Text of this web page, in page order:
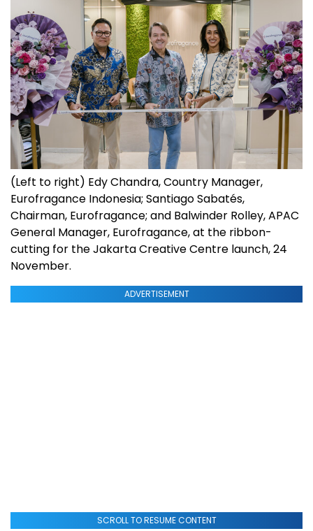
(Left to right) Edy Chandra, Country Manager,
Eurofragance Indonesia; Santiago Sabatés,
Chairman, Eurofragance; and Balwinder Rolley, APAC
General Manager, Eurofragance, at the ribbon-
cutting for the Jakarta Creative Centre launch, 24
November.
ADVERTISEMENT
SCROLL TO RESUME CONTENT